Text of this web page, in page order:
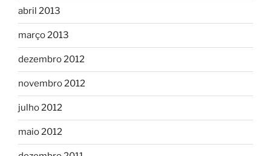
abril 2013
março 2013
dezembro 2012
novembro 2012
julho 2012
maio 2012